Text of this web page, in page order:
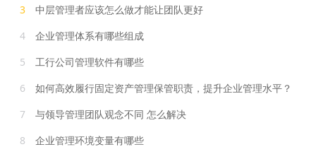
3
中层管理者应该怎么做才能让团队更好
4
企业管理体系有哪些组成
5
工行公司管理软件有哪些
6
如何高效履行固定资产管理保管职责，提升企业管理水平？
7
与领导管理团队观念不同 怎么解决
8
企业管理环境变量有哪些